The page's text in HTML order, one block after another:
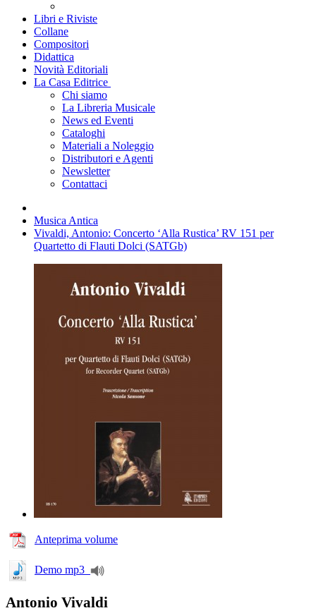
Libri e Riviste
Collane
Compositori
Didattica
Novità Editoriali
La Casa Editrice
Chi siamo
La Libreria Musicale
News ed Eventi
Cataloghi
Materiali a Noleggio
Distributori e Agenti
Newsletter
Contattaci
Musica Antica
Vivaldi, Antonio: Concerto ‘Alla Rustica’ RV 151 per
Quartetto di Flauti Dolci (SATGb)
Anteprima volume
Demo mp3
Antonio Vivaldi